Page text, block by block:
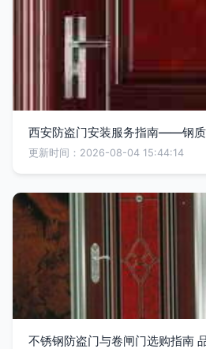
西安防盗门安装服务指南——钢
更新时间：2026-08-04 15:44:14
不锈钢防盗门与卷闸门选购指南